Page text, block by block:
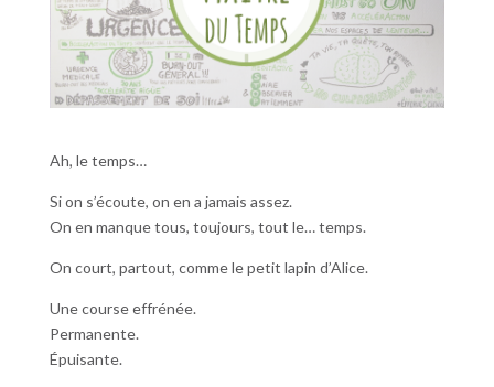
Ah, le temps…
Si on s’écoute, on en a jamais assez.
On en manque tous, toujours, tout le… temps.
On court, partout, comme le petit lapin d’Alice.
Une course effrénée.
Permanente.
Épuisante.